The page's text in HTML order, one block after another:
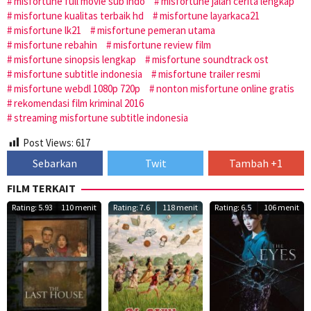
misfortune kualitas terbaik hd
misfortune layarkaca21
misfortune lk21
misfortune pemeran utama
misfortune rebahin
misfortune review film
misfortune sinopsis lengkap
misfortune soundtrack ost
misfortune subtitle indonesia
misfortune trailer resmi
misfortune webdl 1080p 720p
nonton misfortune online gratis
rekomendasi film kriminal 2016
streaming misfortune subtitle indonesia
Post Views: 617
Sebarkan Twit
Tambah +1
FILM TERKAIT
Rating: 5.93 110 menit Rating: 7.6 118 menit Rating: 6.5 106 menit